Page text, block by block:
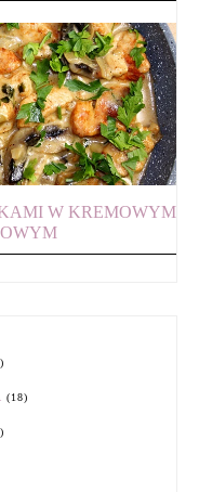
W KREMOWYM
(18)